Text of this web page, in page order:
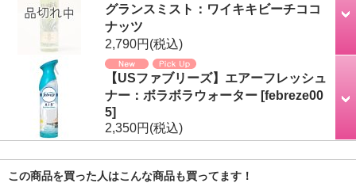
グランスミスト：ワイキキビーチココ
ナッツ
2,790円(税込)
【USファブリーズ】エアーフレッシュ
ナー：ボラボラウォーター [febreze00
5]
2,350円(税込)
この商品を買った人はこんな商品も買ってます！